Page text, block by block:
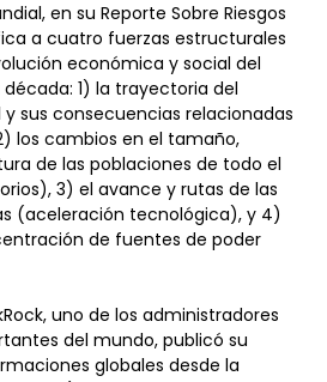
en su Reporte Sobre Riesgos
a cuatro fuerzas estructurales
económica y social del
1) la trayectoria del
sus consecuencias relacionadas
los cambios en el tamaño,
de las poblaciones de todo el
3) el avance y rutas de las
(aceleración tecnológica), y 4)
de fuentes de poder
uno de los administradores
del mundo, publicó su
globales desde la